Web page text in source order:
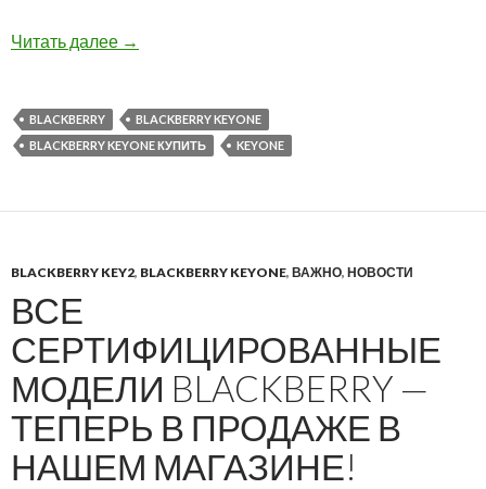
Читать далее Сочетание клавиш Ctrl+ — еще один повод
→
BLACKBERRY
BLACKBERRY KEYONE
BLACKBERRY KEYONE КУПИТЬ
KEYONE
BLACKBERRY KEY2, BLACKBERRY KEYONE, ВАЖНО, НОВОСТИ
ВСЕ
СЕРТИФИЦИРОВАННЫЕ
МОДЕЛИ BLACKBERRY —
ТЕПЕРЬ В ПРОДАЖЕ В
НАШЕМ МАГАЗИНЕ!